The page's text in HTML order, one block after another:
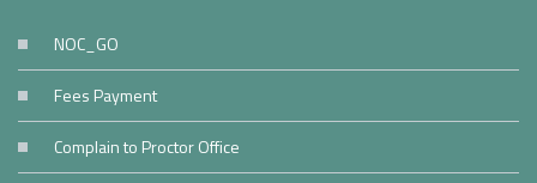
NOC_GO
Fees Payment
Complain to Proctor Office